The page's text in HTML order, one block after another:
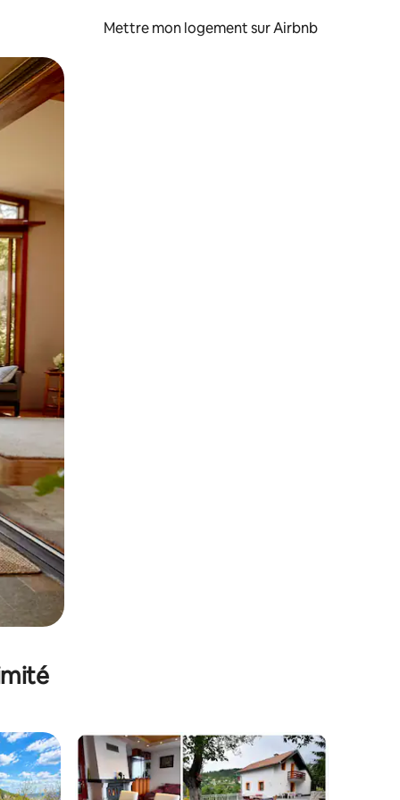
Mettre mon logement sur Airbnb
glisser.
appréciés